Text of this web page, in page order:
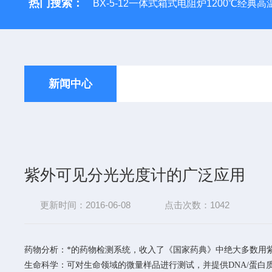
热门搜索： BX-5-12一体式箱式电阻炉1200℃经典高
新闻中心
紫外可见分光光度计的广泛应用
更新时间：2016-06-08 点击次数：1042
药物分析：*的药物检测系统，收入了《国家药典》中绝大多数
生命科学：可对生命领域的微量样品进行测试，并提供DNA/蛋